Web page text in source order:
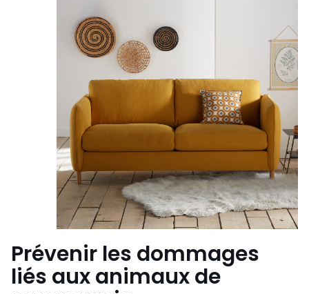
Prévenir les dommages
liés aux animaux de